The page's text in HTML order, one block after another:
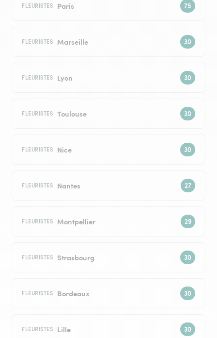
FLEURISTES Paris
FLEURISTES Marseille
FLEURISTES Lyon
FLEURISTES Toulouse
FLEURISTES Nice
FLEURISTES Nantes
FLEURISTES Montpellier
FLEURISTES Strasbourg
FLEURISTES Bordeaux
FLEURISTES Lille